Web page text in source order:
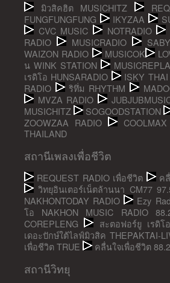
มิวสิคฮิต MUSICHITZ
FUNGFUNGFUNG
IKYZAA
CVC MUSIC
NOTRADIO
RADIO
MUSICRADIO
WAIZON RADIO
MUSICOK
น WINK STATION
เรดิโอ HUNSARADIO
ISKY
RADIO
ริทึ่ม RHYTHM
MVZA RADIO
MUSICHITZ
SOGOODSTATION
ZOOWZAA RADIO
THAILAND
สถานีเพลงเพื่อชีวิต
REQUEST RADIO เพื่อชีวิต
ค
วิทยุอินเตอร์เน็ตล้านนา CM77
NAKHONTODAY RADIO
Ezy
โอ NAKHON MUSIC RADIO
COREPLENG
สะตอฟอร์ยู เรดิโ
เดอะปักษ์ใต้ไลฟ์มิวสิค THEPAKTAI-
เพื่อชีวิต TRUE
คลื่นใจเพื่อชีวิต
สถานีวิทยุ